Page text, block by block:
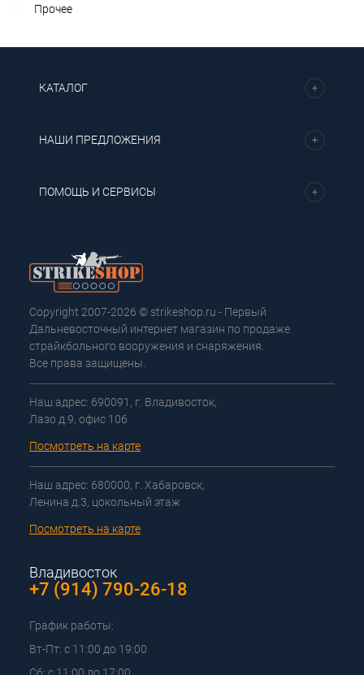
Прочее
КАТАЛОГ
НАШИ ПРЕДЛОЖЕНИЯ
ПОМОЩЬ И СЕРВИСЫ
Copyright 2007-2026 © strikeshop.ru - Первый
Дальневосточный интернет магазин по продаже
страйкбольного вооружения и снаряжения.
Все права защищены.
Наш адрес: 690091, г. Владивосток,
Лазо д.9, офис 106
Посмотреть на карте
Наш адрес: 680000, г. Хабаровск,
Ленина д.3, цокольный этаж
Посмотреть на карте
Владивосток
+7 (914) 790-26-18
График работы:
Вт-Пт: с 11:00 до 19:00